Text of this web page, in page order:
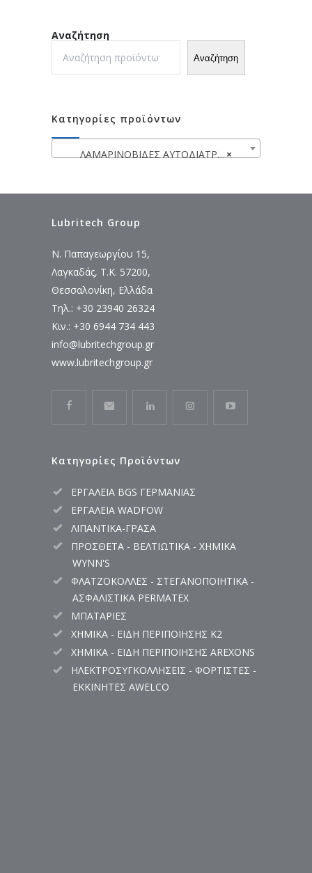
Αναζήτηση
Αναζήτηση
Κατηγορίες προϊόντων
×
ΛΑΜΑΡΙΝΟΒΙΔΕΣ ΑΥΤΟΔΙΑΤΡΗΤΕΣ ΕΞΑΓΩΝΕΣ ΓΑΛΒ. ΜΕ ΡΟΔΕΛΑ
Lubritech Group
Ν. Παπαγεωργίου 15,
Λαγκαδάς, Τ.Κ. 57200,
Θεσσαλονίκη, Ελλάδα
Τηλ.: +30 23940 26324
Κιν.: +30 6944 734 443
info@lubritechgroup.gr
www.lubritechgroup.gr
Κατηγορίες Προϊόντων
ΕΡΓΑΛΕΙΑ BGS ΓΕΡΜΑΝΙΑΣ
ΕΡΓΑΛΕΙΑ WADFOW
ΛΙΠΑΝΤΙΚΑ-ΓΡΑΣΑ
ΠΡΟΣΘΕΤΑ - ΒΕΛΤΙΩΤΙΚΑ - ΧΗΜΙΚΑ
WYNN'S
ΦΛΑΤΖΟΚΟΛΛΕΣ - ΣΤΕΓΑΝΟΠΟΙΗΤΙΚΑ -
ΑΣΦΑΛΙΣΤΙΚΑ PERMATEX
ΜΠΑΤΑΡΙΕΣ
ΧΗΜΙΚΑ - ΕΙΔΗ ΠΕΡΙΠΟΙΗΣΗΣ K2
ΧΗΜΙΚΑ - ΕΙΔΗ ΠΕΡΙΠΟΙΗΣΗΣ AREXONS
ΗΛΕΚΤΡΟΣΥΓΚΟΛΛΗΣΕΙΣ - ΦΟΡΤΙΣΤΕΣ -
ΕΚΚΙΝΗΤΕΣ AWELCO